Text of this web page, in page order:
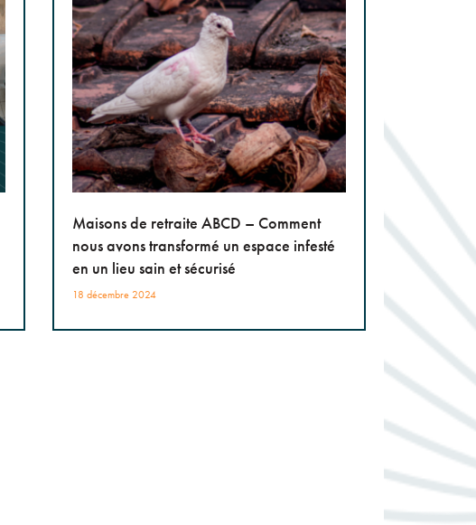
Maisons de retraite ABCD – Comment
nous avons transformé un espace infesté
en un lieu sain et sécurisé
18 décembre 2024